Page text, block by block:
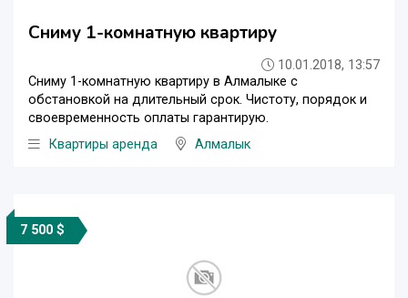
Сниму 1-комнатную квартиру
10.01.2018, 13:57
Сниму 1-комнатную квартиру в Алмалыке с
обстановкой на длительный срок. Чистоту, порядок и
своевременность оплаты гарантирую.
Квартиры аренда
Алмалык
7 500 $